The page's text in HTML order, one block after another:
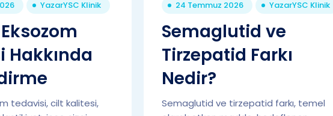
YazarYSC Klinik
Hakkında
tedavisi, cilt kalitesi,
24 Temmuz 2026 YazarYSC Klinik
Semaglutid ve
Tirzepatid Farkı
Nedir?
Semaglutid ve tirzepatid farkı, temel